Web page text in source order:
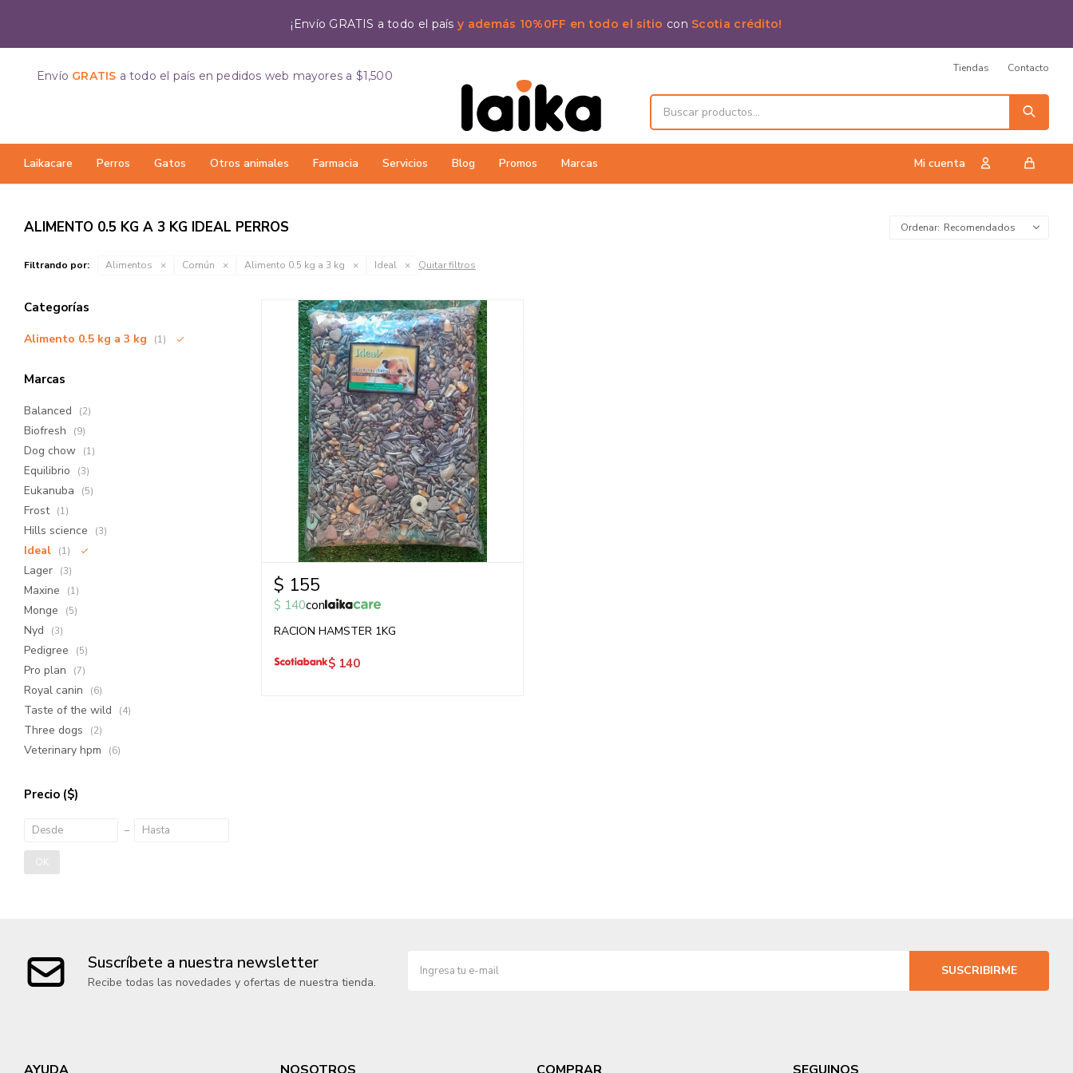
¡Envío GRATIS a todo el paísy además 10%0FF en todo el sitio con Scotia crédito!
Laikacare Perros Gatos Otros animales Farmacia Servicios Blog Promos Marcas
Envío GRATIS a todo el país en pedidos web mayores a $1,500
Tiendas Contacto
ALIMENTO 0.5 KG A 3 KG IDEAL PERROS Recomendados
Filtrando por: Alimentos Común Alimento 0.5 kg a 3 kg Ideal Quitar filtros
$ 155
$ 140con
RACION HAMSTER 1KG
$ 140
Categorías
Alimento 0.5 kg a 3 kg (1)
Marcas
Balanced (2)
Biofresh (9)
Dog chow (1)
Equilibrio (3)
Eukanuba (5)
Frost (1)
Hills science (3)
Ideal (1)
Lager (3)
Maxine (1)
Monge (5)
Nyd (3)
Pedigree (5)
Pro plan (7)
Royal canin (6)
Taste of the wild (4)
Three dogs (2)
Veterinary hpm (6)
Precio ($)
OK
Suscríbete a nuestra newsletter
Recibe todas las novedades y ofertas de nuestra tienda.
SUSCRIBIRME